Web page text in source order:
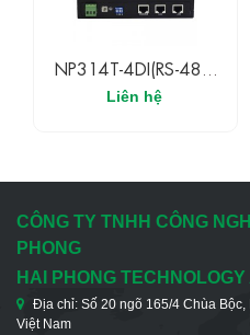
NP314T-4DI(RS-485)
3Onedata Bộ Chuyển
Đổi Tín Hiệu 4 Cổng
Liên hệ
CÔNG TY TNHH CÔNG
PHONG
HAI PHONG
Địa chỉ: Số 20 ngõ 165/4 Chùa
Việt Nam